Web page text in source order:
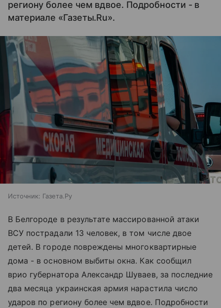
региону более чем вдвое. Подробности - в
материале «Газеты.Ru».
Источник: Газета.Ру
В Белгороде в результате массированной атаки
ВСУ пострадали 13 человек, в том числе двое
детей. В городе повреждены многоквартирные
дома - в основном выбиты окна. Как сообщил
врио губернатора Александр Шуваев, за последние
два месяца украинская армия нарастила число
ударов по региону более чем вдвое. Подробности